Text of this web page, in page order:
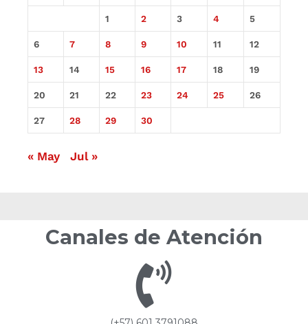
1 2 3 4 5
6 7 8 9 10 11 12
13 14 15 16 17 18 19
20 21 22 23 24 25 26
27 28 29 30
« May Jul »
Canales de Atención